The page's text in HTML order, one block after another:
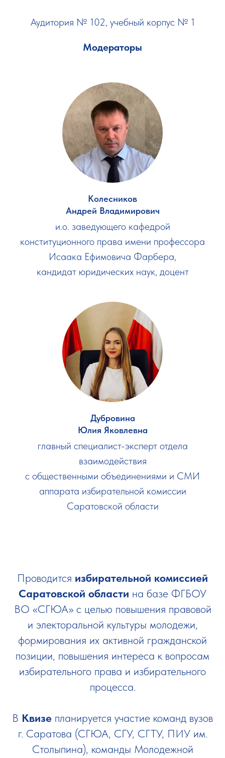
Аудитория № 102, учебный корпус № 1
Модераторы
Колесников
Андрей Владимирович
и.о. заведующего кафедрой
конституционного права имени профессора
Исаака Ефимовича Фарбера,
кандидат юридических наук, доцент
Дубровина
Юлия Яковлевна
главный специалист-эксперт отдела
взаимодействия
с общественными объединениями и СМИ
аппарата избирательной комиссии
Саратовской области
Проводится избирательной комиссией
Саратовской области на базе ФГБОУ
ВО «СГЮА» с целью повышения правовой
и электоральной культуры молодежи,
формирования их активной гражданской
позиции, повышения интереса к вопросам
избирательного права и избирательного
процесса.
В Квизе планируется участие команд вузов
г. Саратова (СГЮА, СГУ, СГТУ, ПИУ им.
Столыпина), команды Молодежной